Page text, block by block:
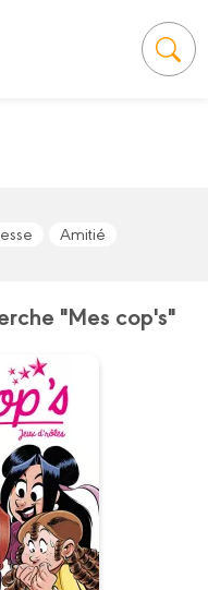
Amitié
"Mes cop's"
parution :
les
va
!